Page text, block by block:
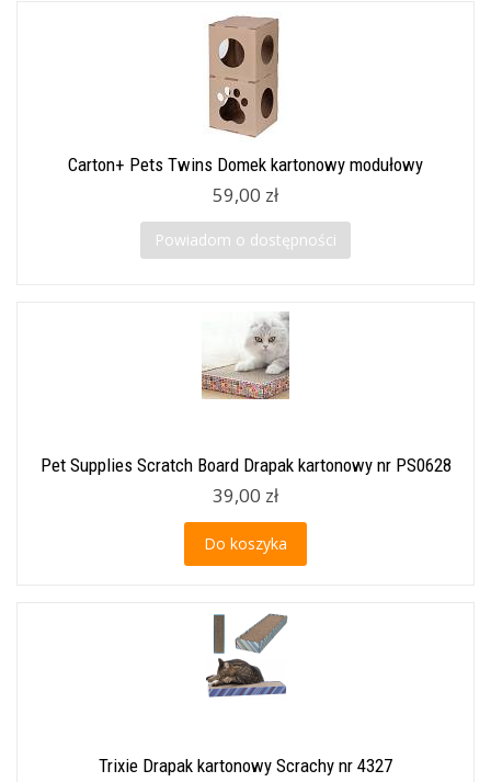
Carton+ Pets Twins Domek kartonowy modułowy
59,00 zł
Powiadom o dostępności
Pet Supplies Scratch Board Drapak kartonowy nr PS0628
39,00 zł
Do koszyka
Trixie Drapak kartonowy Scrachy nr 4327